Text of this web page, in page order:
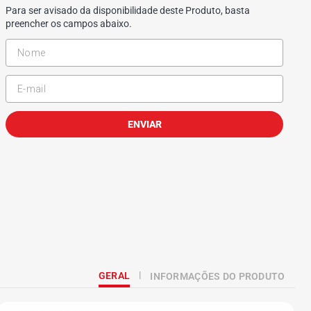
Para ser avisado da disponibilidade deste Produto, basta
preencher os campos abaixo.
ENVIAR
GERAL INFORMAÇÕES DO PRODUTO